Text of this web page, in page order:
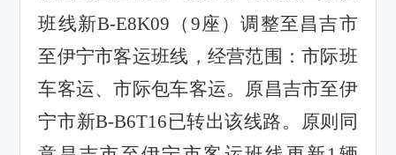
班线新B-E8K09 （ 9座）调整至昌吉市
至伊宁市客运班线，经营范围：市际班
车客运、市际包车客运。原昌吉市至伊
宁市新B-B6T16已转出该线路。原则同